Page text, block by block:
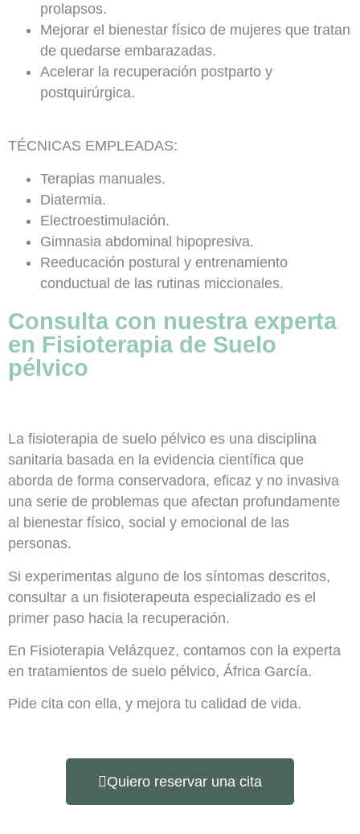
prolapsos.
Mejorar el bienestar físico de mujeres que tratan
de quedarse embarazadas.
Acelerar la recuperación postparto y
postquirúrgica.
TÉCNICAS EMPLEADAS:
Terapias manuales.
Diatermia.
Electroestimulación.
Gimnasia abdominal hipopresiva.
Reeducación postural y entrenamiento
conductual de las rutinas miccionales.
Consulta con nuestra experta
en Fisioterapia de Suelo
pélvico
La fisioterapia de suelo pélvico es una disciplina
sanitaria basada en la evidencia científica que
aborda de forma conservadora, eficaz y no invasiva
una serie de problemas que afectan profundamente
al bienestar físico, social y emocional de las
personas.
Si experimentas alguno de los síntomas descritos,
consultar a un fisioterapeuta especializado es el
primer paso hacia la recuperación.
En Fisioterapia Velázquez, contamos con la experta
en tratamientos de suelo pélvico, África García.
Pide cita con ella, y mejora tu calidad de vida.
Quiero reservar una cita